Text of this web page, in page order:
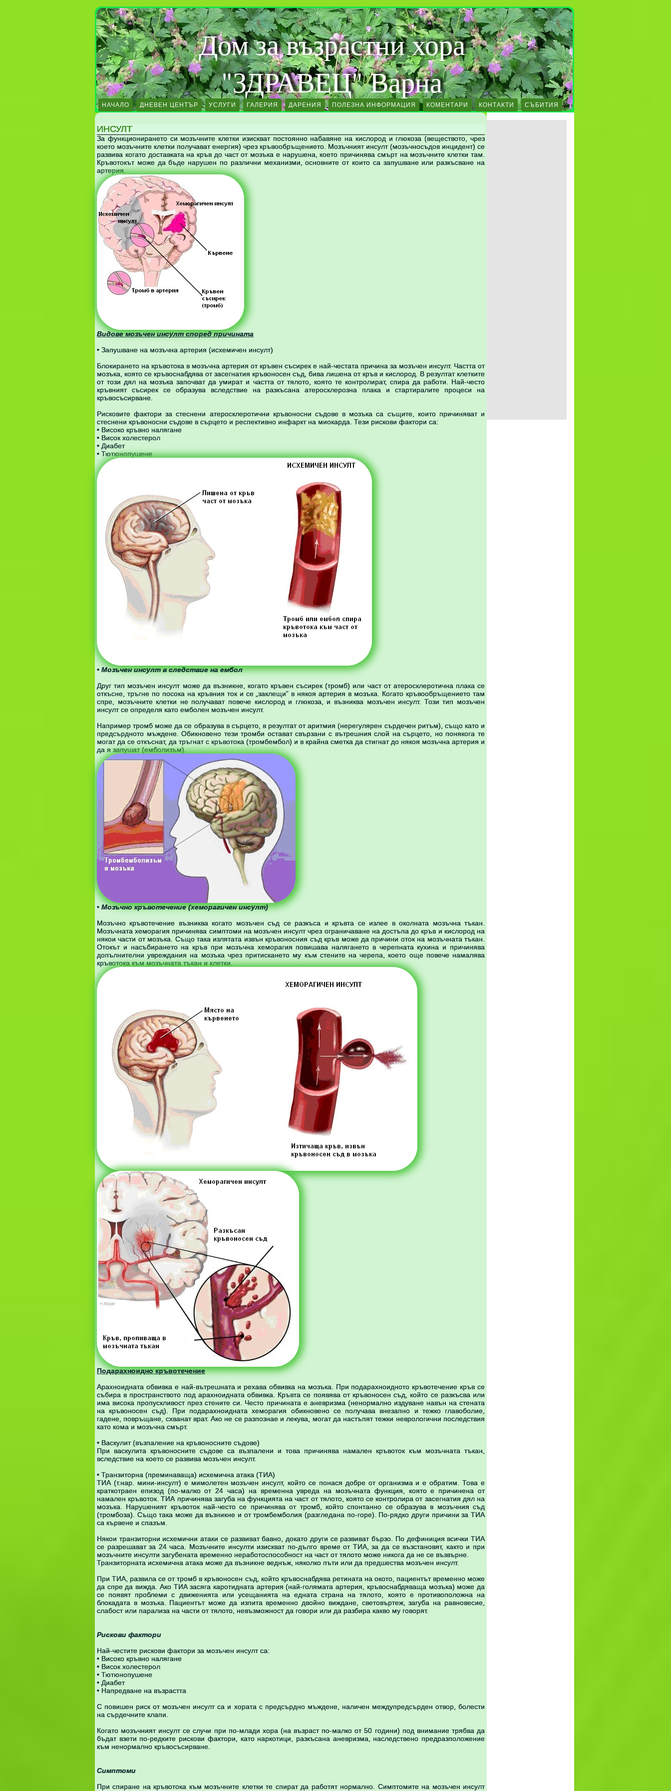
Дом за възрастни хора
"ЗДРАВЕЦ" Варна
НАЧАЛО ДНЕВЕН ЦЕНТЪР УСЛУГИ ГАЛЕРИЯ ДАРЕНИЯ ПОЛЕЗНА ИНФОРМАЦИЯ КОМЕНТАРИ КОНТАКТИ СЪБИТИЯ
ИНСУЛТ
За функционирането си мозъчните клетки изискват постоянно набавяне на кислород и глюкоза (веществото, чрез
което мозъчните клетки получават енергия) чрез кръвообръщението. Мозъчният инсулт (мозъчносъдов инцидент) се
развива когато доставката на кръв до част от мозъка е нарушена, което причинява смърт на мозъчните клетки там.
Кръвотокът може да бъде нарушен по различни механизми, основните от които са запушване или разкъсване на
артерия.
Видове мозъчен инсулт според причината
• Запушване на мозъчна артерия (исхемичен инсулт)
Блокирането на кръвотока в мозъчна артерия от кръвен съсирек е най-честата причина за мозъчен инсулт. Частта от
мозъка, която се кръвоснабдява от засегнатия кръвоносен съд, бива лишена от кръв и кислород. В резултат клетките
от този дял на мозъка започват да умират и частта от тялото, която те контролират, спира да работи. Най-често
кръвният съсирек се образува вследствие на разкъсана атеросклерозна плака и стартиралите процеси на
кръвосъсирване.
Рисковите фактори за стеснени атеросклеротични кръвоносни съдове в мозъка са същите, които причиняват и
стеснени кръвоносни съдове в сърцето и респективно инфаркт на миокарда. Тези рискови фактори са:
• Високо кръвно налягане
• Висок холестерол
• Диабет
• Тютюнопушене
• Мозъчен инсулт в следствие на ембол
Друг тип мозъчен инсулт може да възникне, когато кръвен съсирек (тромб) или част от атеросклеротична плака се
откъсне, тръгне по посока на кръвния ток и се „заклещи” в някоя артерия в мозъка. Когато кръвообръщението там
спре, мозъчните клетки не получават повече кислород и глюкоза, и възниква мозъчен инсулт. Този тип мозъчен
инсулт се определя като емболен мозъчен инсулт.
Например тромб може да се образува в сърцето, в резултат от аритмия (нерегулярен сърдечен ритъм), също като и
предсърдното мъждене. Обикновено тези тромби остават свързани с вътрешния слой на сърцето, но понякога те
могат да се откъснат, да тръгнат с кръвотока (тромбембол) и в крайна сметка да стигнат до някоя мозъчна артерия и
да я запушат (емболизъм).
• Мозъчно кръвотечение (хеморагичен инсулт)
Мозъчно кръвотечение възниква когато мозъчен съд се разкъса и кръвта се излее в околната мозъчна тъкан.
Мозъчната хеморагия причинява симптоми на мозъчен инсулт чрез ограничаване на достъпа до кръв и кислород на
някои части от мозъка. Също така излятата извън кръвоносния съд кръв може да причини оток на мозъчната тъкан.
Отокът и насъбирането на кръв при мозъчна хеморагия повишава налягането в черепната кухина и причинява
допълнителни увреждания на мозъка чрез притискането му към стените на черепа, което още повече намалява
кръвотока към мозъчната тъкан и клетки.
Подарахноидно кръвотечение
Арахноидната обвивка е най-вътрешната и рехава обвивка на мозъка. При подарахноидното кръвотечение кръв се
събира в пространството под арахноидната обвивка. Кръвта се появява от кръвоносен съд, който се разкъсва или
има висока пропускливост през стените си. Често причината е аневризма (ненормално издуване навън на стената
на кръвоносен съд). При подарахноидната хеморагия обикновено се получава внезапно и тежко главоболие,
гадене, повръщане, схванат врат. Ако не се разпознае и лекува, могат да настъпят тежки неврологични последствия
като кома и мозъчна смърт.
• Васкулит (възпаление на кръвоносните съдове)
При васкулита кръвоносните съдове са възпалени и това причинява намален кръвоток към мозъчната тъкан,
вследствие на което се развива мозъчен инсулт.
• Транзиторна (преминаваща) исхемична атака (ТИА)
ТИА (т.нар. мини-инсулт) е мимолетен мозъчен инсулт, който се понася добре от организма и е обратим. Това е
краткотраен епизод (по-малко от 24 часа) на временна увреда на мозъчната функция, която е причинена от
намален кръвоток. ТИА причинява загуба на функцията на част от тялото, която се контролира от засегнатия дял на
мозъка. Нарушеният кръвоток най-често се причинява от тромб, който спонтанно се образува в мозъчния съд
(тромбоза). Също така може да възникне и от тромбемболия (разгледана по-горе). По-рядко други причини за ТИА
са кървене и спазъм.
Някои транзиторни исхемични атаки се развиват бавно, докато други се развиват бързо. По дефиниция всички ТИА
се разрешават за 24 часа. Мозъчните инсулти изискват по-дълго време от ТИА, за да се възстановят, както и при
мозъчните инсулти загубената временно неработоспособност на част от тялото може никога да не се възвърне.
Транзиторната исхемична атака може да възникне веднъж, няколко пъти или да предшества мозъчен инсулт.
При ТИА, развила се от тромб в кръвоносен съд, който кръвоснабдява ретината на окото, пациентът временно може
да спре да вижда. Aко ТИА засяга каротидната артерия (най-голямата артерия, кръвоснабдяваща мозъка) може да
се появят проблеми с движенията или усещанията на едната страна на тялото, която е противоположна на
блокадата в мозъка. Пациентът може да изпита временно двойно виждане, световъртеж, загуба на равновесие,
слабост или парализа на части от тялото, невъзможност да говори или да разбира какво му говорят.
Рискови фактори
Най-честите рискови фактори за мозъчен инсулт са:
• Високо кръвно налягане
• Висок холестерол
• Тютюнопушене
• Диабет
• Напредване на възрастта
С повишен риск от мозъчен инсулт са и хората с предсърдно мъждене, наличен междупредсърден отвор, болести
на сърдечните клапи.
Когато мозъчният инсулт се случи при по-млади хора (на възраст по-малко от 50 години) под внимание трябва да
бъдат взети по-редките рискови фактори, като наркотици, разкъсана аневризма, наследствено предразположение
към ненормално кръвосъсирване.
Симптоми
При спиране на кръвотока към мозъчните клетки те спират да работят нормално. Симптомите на мозъчен инсулт